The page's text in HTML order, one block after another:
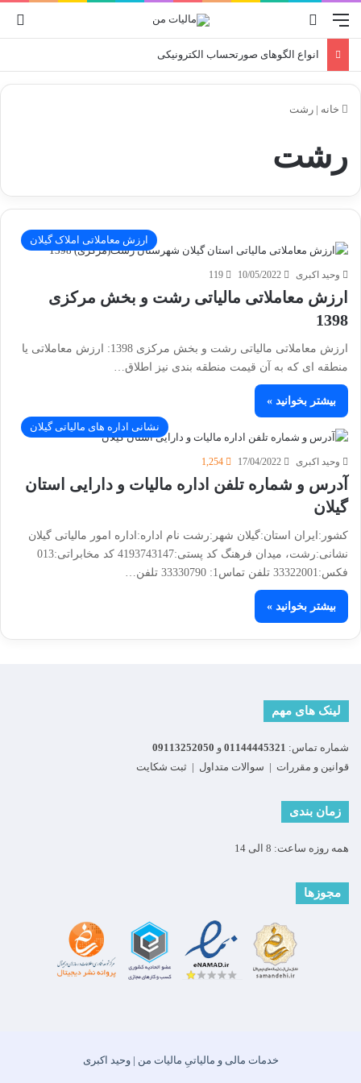
منو
انواع الگوهای صورتحساب الکترونیکی
خانه | رشت
رشت
ارزش معاملاتی املاک گیلان
وحید اکبری 10/05/2022
119
ارزش معاملاتی مالیاتی رشت و بخش مرکزی
1398
ارزش معاملاتی مالیاتی رشت و بخش مرکزی 1398: ارزش معاملاتی یا
منطقه ای که به آن قیمت منطقه بندی نیز اطلاق…
بیشتر بخوانید »
نشانی اداره های مالیاتی گیلان
وحید اکبری 17/04/2022
1,254
آدرس و شماره تلفن اداره مالیات و دارایی استان
گیلان
کشور:ایران استان:گیلان شهر:رشت نام اداره:اداره امور مالیاتی گیلان
نشانی:رشت، میدان فرهنگ کد پستی:4193743147 کد مخابراتی:013
فکس:33322001 تلفن تماس1: 33330790 تلفن…
بیشتر بخوانید »
لینک های مهم
شماره تماس: 01144445321 و 09113252050
قوانین و مقررات | سوالات متداول | ثبت شکایت
زمان بندی
همه روزه ساعت: 8 الی 14
مجوزها
خدمات مالی و مالیاتیِ مالیات من | وحید اکبری